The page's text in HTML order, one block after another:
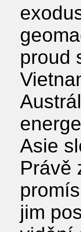
proud
Asie
Právě
jim